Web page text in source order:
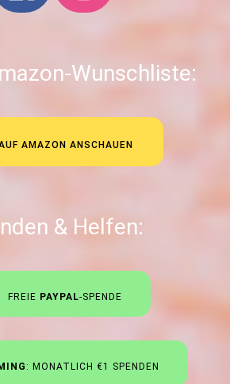
Wunschliste:
AMAZON ANSCHAUEN
& Helfen:
FREIE PAYPAL-SPENDE
: MONATLICH €1 SPENDEN